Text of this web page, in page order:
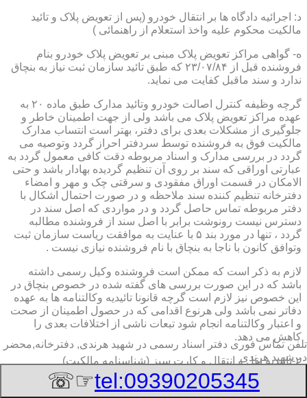
د: اجرائیه دادگاه ها بر انتقال خودرو (پس از تعویض پلاک و تائید
مالکیت محکوم علیه واخذ استعلام از راهنمائی )
ه- گواهی مراکز تعویض پلاک مبنی بر تعویض پلاک خودرو بنام
فروشنده قبل از ۲۳/۰۷/۸۴ که طبق تائید سازمان ثبت نیاز به بنچاق
ندارد و سند ماقبل کفایت می نماید.
گرچه وظیفه کنترل اصالت خودرو وتائید مدارک طبق ماده ۲۰ به
عهده مراکز تعویض پلاک می باشد ولی از جهت اطمینان خاطر و
جلوگیری از مشکلات بعدی برای دفتر، بهتر است انتساب مدارک
مالکیت فوق به فروشنده توسط سردفتر احراز گردد وتوصیه می
گردد در بررسی مدارک و اسناد مربوطه دقت کافی معمول گردد به
عبارتی اوراقی که سند بر روی آن تنظیم گردیده بهادار باشد و حتی
الامکان در قسمت اوراق مفقودی و سرقتی چک و مهر و امضاء
دفترخانه تنظیم کننده سند ملاحظه و در صورت احتمال اشکال با
دفتر مربوطه تماس حاصل گردد و در مواردی که اصل سند در
دسترس نیست رونوشت برابر با اصل سند از فروشنده مطالبه
گردد ، تنها در مورد بند ۵ با عنایت به موافقت ریاست سازمان ثبت
وتوافق کانون با ناجا به بنچاق با نام فروشنده نیازی نیست .
لازم به ذکر است که ممکن است فروشنده وکیل رسمی داشته
باشد که در این صورت بررسی های گفته شده در خصوص بنچاق در
این خصوص نیز لازم است گرچه قانونا تائیدیه وکالتنامه ها به عهده
دفاتر نمی باشد ولی هرنوع اقدامی که در حصول اطمینان از صحت
و اعتبار وکالتنامه انجام شود تبعات ناشی از اختلافات بعدی را
کاهش می دهد.
۲-تائیدیه نقل و انتقال و کارت سبز (شناسنامه مالکیت)
برگ تائیدیه نقل و انتقال صادره از مراکز تعویض پلاک حاوی
تلفن تماس فوری دفتر اسناد رسمی در شهید هرندی, دفترخانه,محضر
در شهید هرندی
tel:09390205345
☞☏